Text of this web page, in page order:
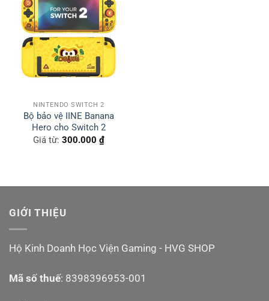
NINTENDO SWITCH 2
Bộ bảo vệ IINE Banana
Hero cho Switch 2
Giá từ: 300.000 ₫
GIỚI THIỆU
Hộ Kinh Doanh Học Viện Gaming - HVG SHOP
Mã số thuế: 8398396953-001